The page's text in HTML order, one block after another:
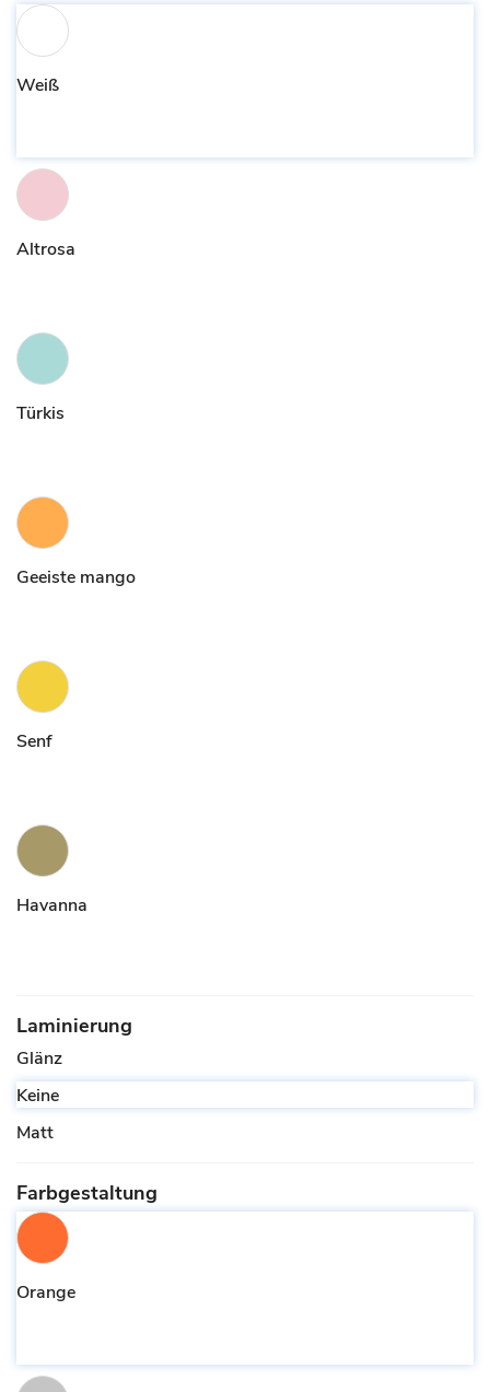
Weiß
Altrosa
Türkis
Geeiste mango
Senf
Havanna
Laminierung
Glänz
Keine
Matt
Farbgestaltung
Orange